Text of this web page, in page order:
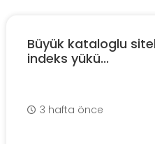
Büyük kataloglu
indeks yükü...
3 hafta önce